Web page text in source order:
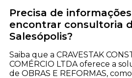
Precisa de
encontrar consultoria
Salesópolis?
Saiba que a CRAVESTAK
COMÉRCIO LTDA oferece a
de OBRAS E REFORMAS,